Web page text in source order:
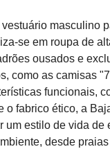
masculino
se em roupa de
ousados e
como as camisas
funcionais,
o fabrico ético, a
um estilo de vida
desde